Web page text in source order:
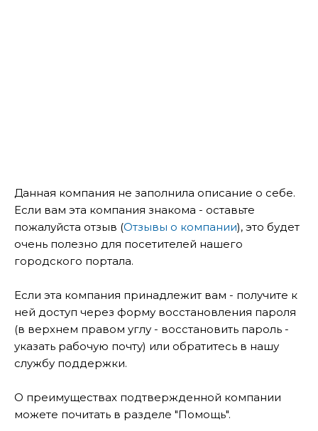
Данная компания не заполнила описание о себе.
Если вам эта компания знакома - оставьте
пожалуйста отзыв (Отзывы о компании), это будет
очень полезно для посетителей нашего
городского портала.
Если эта компания принадлежит вам - получите к
ней доступ через форму восстановления пароля
(в верхнем правом углу - восстановить пароль -
указать рабочую почту) или обратитесь в нашу
службу поддержки.
О преимуществах подтвержденной компании
можете почитать в разделе "Помощь".